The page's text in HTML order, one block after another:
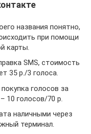
названия понятно,
при помощи
карты.
SMS, стоимость
35 р./3 голоса.
голосов за
10 голосов/70 р.
наличными через
терминал.